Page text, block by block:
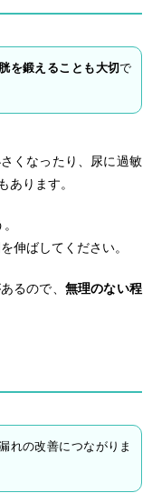
を鍛えることも大切で
くなったり、尿に過敏
あります。
伸ばしてください。
るので、 無理のない程
れの改善につながりま